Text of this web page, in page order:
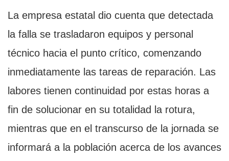
La empresa estatal dio cuenta que detectada
la falla se trasladaron equipos y personal
técnico hacia el punto crítico, comenzando
inmediatamente las tareas de reparación. Las
labores tienen continuidad por estas horas a
fin de solucionar en su totalidad la rotura,
mientras que en el transcurso de la jornada se
informará a la población acerca de los avances